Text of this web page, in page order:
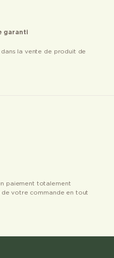
garanti
dans la vente de produit de
paiement totalement
de votre commande en tout